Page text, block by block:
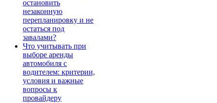
остановить
незаконную
перепланировку и не
остаться под
завалами?
Что учитывать при
выборе аренды
автомобиля с
водителем: критерии,
условия и важные
вопросы к
провайдеру